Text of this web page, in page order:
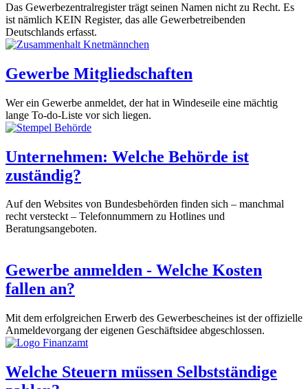
Das Gewerbezentralregister trägt seinen Namen nicht zu Recht. Es
ist nämlich KEIN Register, das alle Gewerbetreibenden
Deutschlands erfasst.
Gewerbe Mitgliedschaften
Wer ein Gewerbe anmeldet, der hat in Windeseile eine mächtig
lange To-do-Liste vor sich liegen.
Unternehmen: Welche Behörde ist
zuständig?
Auf den Websites von Bundesbehörden finden sich – manchmal
recht versteckt – Telefonnummern zu Hotlines und
Beratungsangeboten.
Gewerbe anmelden - Welche Kosten
fallen an?
Mit dem erfolgreichen Erwerb des Gewerbescheines ist der offizielle
Anmeldevorgang der eigenen Geschäftsidee abgeschlossen.
Welche Steuern müssen Selbstständige